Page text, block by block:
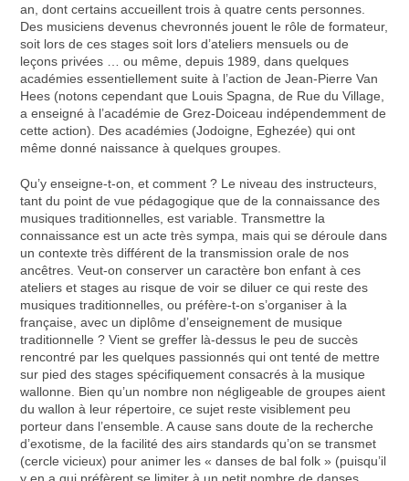
an, dont certains accueillent trois à quatre cents personnes.
Des musiciens devenus chevronnés jouent le rôle de formateur,
soit lors de ces stages soit lors d’ateliers mensuels ou de
leçons privées … ou même, depuis 1989, dans quelques
académies essentiellement suite à l’action de Jean-Pierre Van
Hees (notons cependant que Louis Spagna, de Rue du Village,
a enseigné à l’académie de Grez-Doiceau indépendemment de
cette action). Des académies (Jodoigne, Eghezée) qui ont
même donné naissance à quelques groupes.
Qu’y enseigne-t-on, et comment ? Le niveau des instructeurs,
tant du point de vue pédagogique que de la connaissance des
musiques traditionnelles, est variable. Transmettre la
connaissance est un acte très sympa, mais qui se déroule dans
un contexte très différent de la transmission orale de nos
ancêtres. Veut-on conserver un caractère bon enfant à ces
ateliers et stages au risque de voir se diluer ce qui reste des
musiques traditionnelles, ou préfère-t-on s’organiser à la
française, avec un diplôme d’enseignement de musique
traditionnelle ? Vient se greffer là-dessus le peu de succès
rencontré par les quelques passionnés qui ont tenté de mettre
sur pied des stages spécifiquement consacrés à la musique
wallonne. Bien qu’un nombre non négligeable de groupes aient
du wallon à leur répertoire, ce sujet reste visiblement peu
porteur dans l’ensemble. A cause sans doute de la recherche
d’exotisme, de la facilité des airs standards qu’on se transmet
(cercle vicieux) pour animer les « danses de bal folk » (puisqu’il
y en a qui préfèrent se limiter à un petit nombre de danses